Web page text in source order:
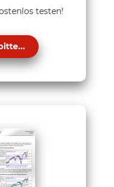
testen!